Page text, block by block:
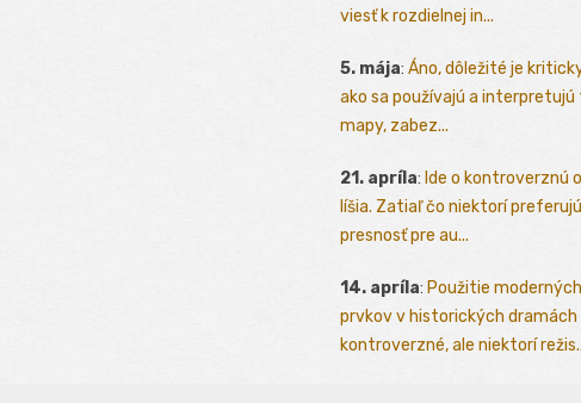
viesť k rozdielnej in...
5. mája: Áno, dôležité je
ako sa používajú a
mapy, zabez...
21. apríla: Ide o kontroverznú
líšia. Zatiaľ čo niektorí
presnosť pre au...
14. apríla: Použitie
prvkov v historických dramách
kontroverzné, ale niektorí